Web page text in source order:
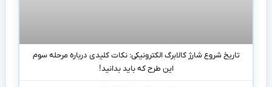
تاریخ شروع شارژ کالابرگ الکترونیکی: نکات کلیدی درباره مرحله سوم
این طرح که باید بدانید!